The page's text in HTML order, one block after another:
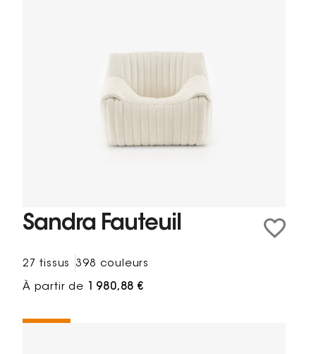
Sandra Fauteuil
27 tissus 398 couleurs
À partir de 1 980,88 €